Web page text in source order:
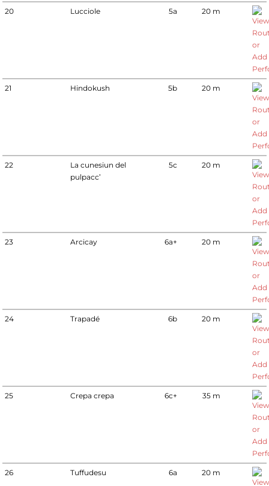
20 Lucciole 5a 20 m
21 Hindokush 5b 20 m
22
La cunesiun del
pulpacc’
5c 20 m
23 Arcicay 6a+ 20 m
24 Trapadé 6b 20 m
25 Crepa crepa 6c+ 35 m
26 Tuffudesu 6a 20 m